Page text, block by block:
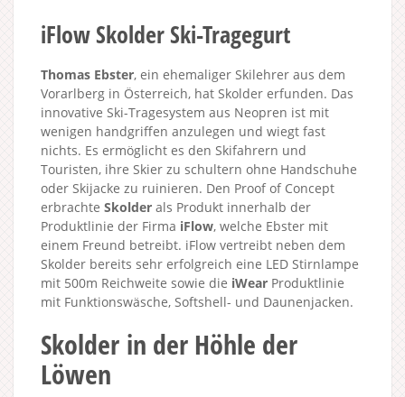
iFlow Skolder Ski-Tragegurt
Thomas Ebster, ein ehemaliger Skilehrer aus dem
Vorarlberg in Österreich, hat Skolder erfunden. Das
innovative Ski-Tragesystem aus Neopren ist mit
wenigen handgriffen anzulegen und wiegt fast
nichts. Es ermöglicht es den Skifahrern und
Touristen, ihre Skier zu schultern ohne Handschuhe
oder Skijacke zu ruinieren. Den Proof of Concept
erbrachte Skolder als Produkt innerhalb der
Produktlinie der Firma iFlow, welche Ebster mit
einem Freund betreibt. iFlow vertreibt neben dem
Skolder bereits sehr erfolgreich eine LED Stirnlampe
mit 500m Reichweite sowie die iWear Produktlinie
mit Funktionswäsche, Softshell- und Daunenjacken.
Skolder in der Höhle der
Löwen